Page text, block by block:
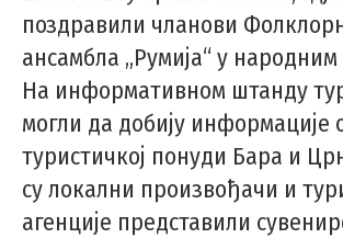
поздравили чланови
ансамбла „Румија“ у
На информативном штанду
могли да добију информације
туристичкој понуди Бара и
су локални произвођачи и
агенције представили